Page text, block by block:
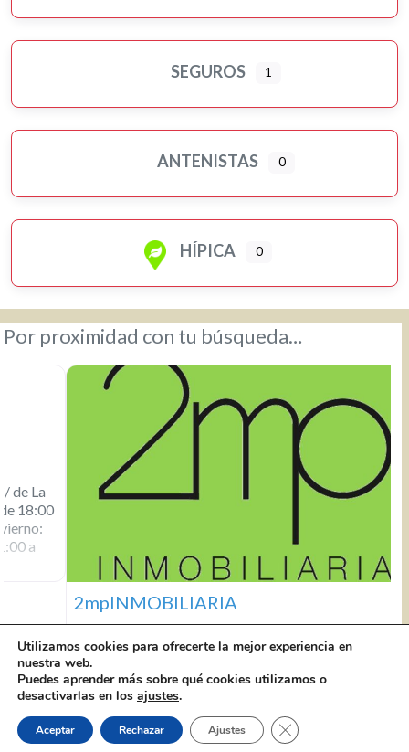
SEGUROS 1
ANTENISTAS 0
HÍPICA 0
Por proximidad con tu búsqueda…
2mpINMOBILIARIA
2mpINMOBILIARIA C/ Panaderos, 44 Local 2
410
info@inmobiliaria2mp.es
De Lunes a viernes, de
9:00 a 14:00 y de 17:00 a 19:00 horas. Sábados, de 10:00 a
14:00 horas. Web: www.inmobiliaria2mp.es Facebook
2mpinmobiliaria 2mpinmobiliaria en Instagram Twitter
Utilizamos cookies para ofrecerte la mejor experiencia en
nuestra web.
Puedes aprender más sobre qué cookies utilizamos o
desactivarlas en los ajustes.
Aceptar Rechazar Ajustes Cerrar el banner de